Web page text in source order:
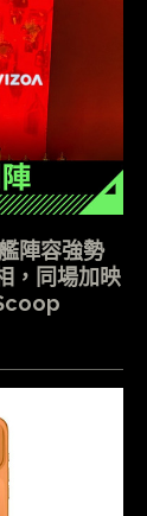
陣容強勢
，同場加映